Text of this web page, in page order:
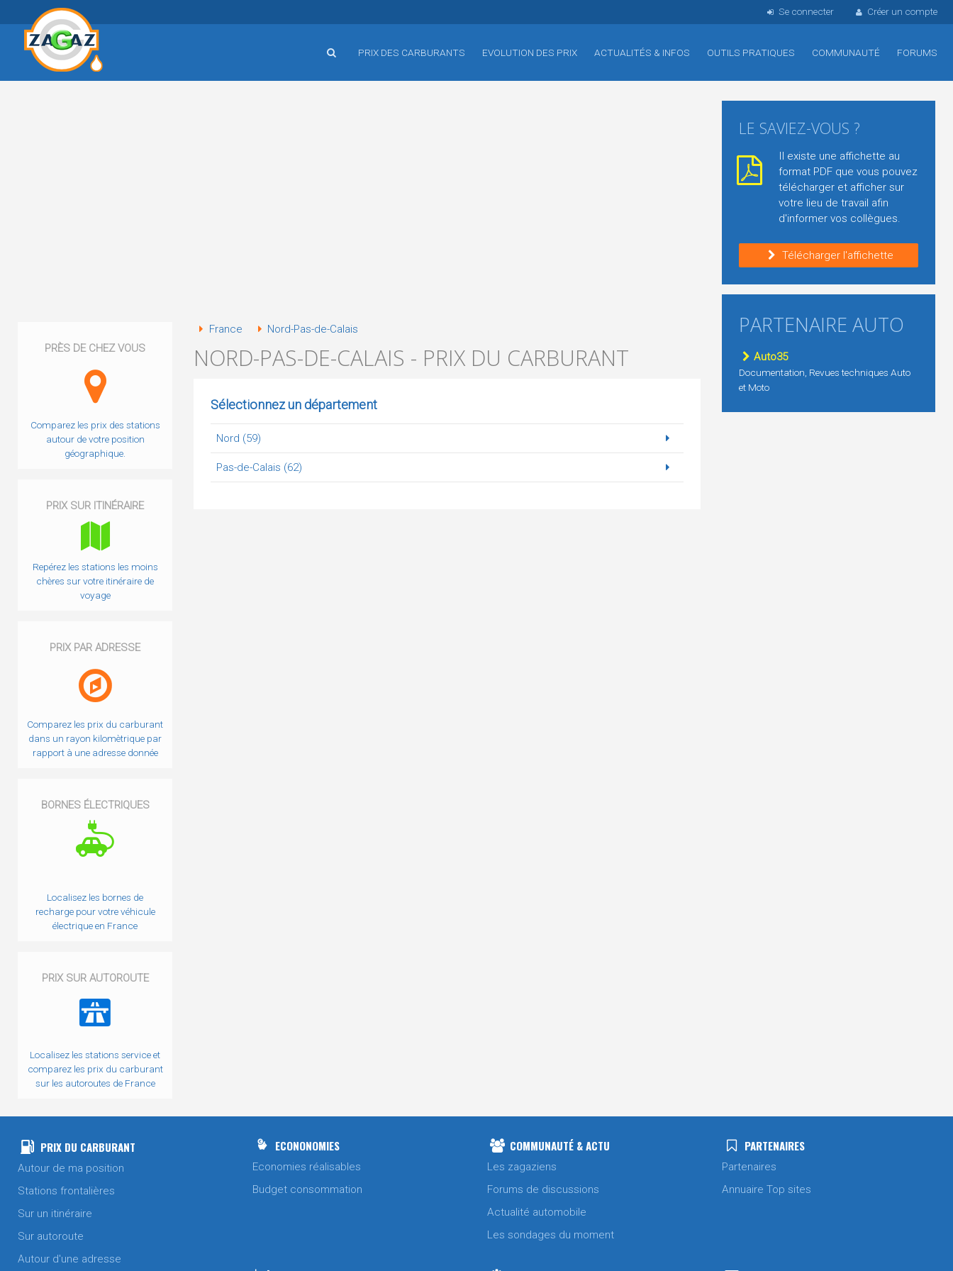
Se connecter Créer un compte
PRIX DES CARBURANTS EVOLUTION DES PRIX ACTUALITÉS & INFOS OUTILS PRATIQUES COMMUNAUTÉ FORUMS
PRÈS DE CHEZ VOUS
Comparez les prix des stations
autour de votre position
géographique.
PRIX SUR ITINÉRAIRE
Repérez les stations les moins
chères sur votre itinéraire de
voyage
PRIX PAR ADRESSE
Comparez les prix du carburant
dans un rayon kilomètrique par
rapport à une adresse donnée
BORNES ÉLECTRIQUES
Localisez les bornes de
recharge pour votre véhicule
électrique en France
PRIX SUR AUTOROUTE
Localisez les stations service et
comparez les prix du carburant
sur les autoroutes de France
France Nord-Pas-de-Calais
NORD-PAS-DE-CALAIS - PRIX DU CARBURANT
Sélectionnez un département
Nord (59)
Pas-de-Calais (62)
LE SAVIEZ-VOUS ?
Il existe une affichette au
format PDF que vous pouvez
télécharger et afficher sur
votre lieu de travail afin
d'informer vos collègues.
Télécharger l'affichette
PARTENAIRE AUTO
Auto35
Documentation, Revues techniques Auto
et Moto
PRIX DU CARBURANT
Autour de ma position
Stations frontalières
Sur un itinéraire
Sur autoroute
Autour d'une adresse
ECONONOMIES
Economies réalisables
Budget consommation
COMMUNAUTÉ & ACTU
Les zagaziens
Forums de discussions
Actualité automobile
Les sondages du moment
PARTENAIRES
Partenaires
Annuaire Top sites